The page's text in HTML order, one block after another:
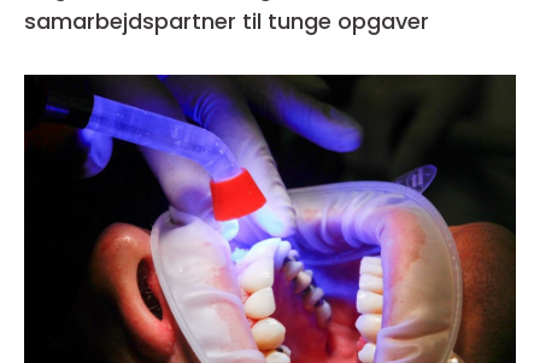
samarbejdspartner til tunge opgaver